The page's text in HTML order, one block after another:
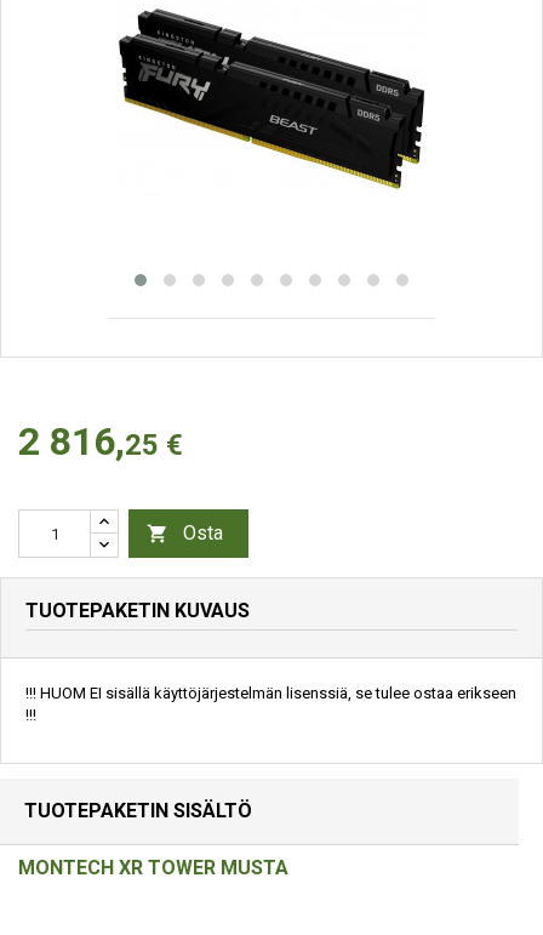
2 816,25 €
 Osta
TUOTEPAKETIN KUVAUS
!!! HUOM EI sisällä käyttöjärjestelmän lisenssiä, se tulee ostaa erikseen
!!!
TUOTEPAKETIN SISÄLTÖ
MONTECH XR TOWER MUSTA